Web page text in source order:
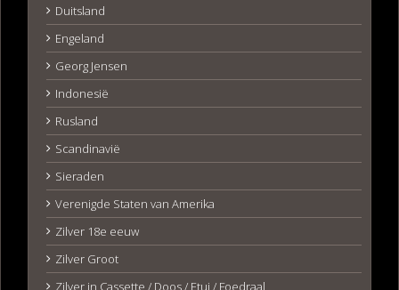
Duitsland
Engeland
Georg Jensen
Indonesië
Rusland
Scandinavië
Sieraden
Verenigde Staten van Amerika
Zilver 18e eeuw
Zilver Groot
Zilver in Cassette / Doos / Etui / Foedraal